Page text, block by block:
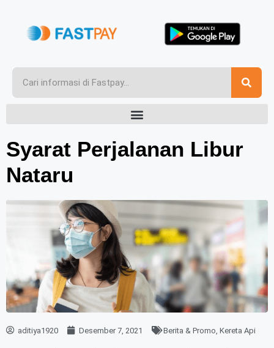
Syarat Perjalanan Libur
Nataru
aditiya1920 Desember 7, 2021 Berita & Promo Kereta Api